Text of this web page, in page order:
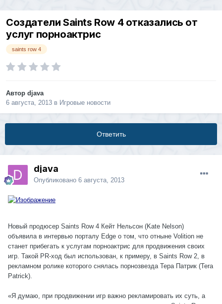
Создатели Saints Row 4 отказались от
услуг порноактрис
saints row 4
Автор djava
6 августа, 2013 в Игровые новости
Ответить
djava
Опубликовано 6 августа, 2013
Новый продюсер Saints Row 4 Кейт Нельсон (Kate Nelson)
объявила в интервью порталу Edge о том, что отныне Volition не
станет прибегать к услугам порноактрис для продвижения своих
игр. Такой PR-ход был использован, к примеру, в Saints Row 2, в
рекламном ролике которого снялась порнозвезда Тера Патрик (Tera
Patrick).
«Я думаю, при продвижении игр важно рекламировать их суть, а